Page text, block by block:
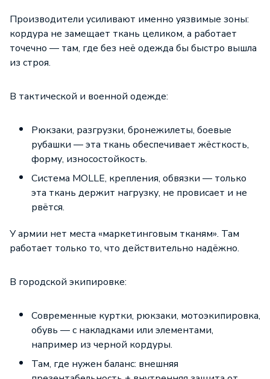
Производители усиливают именно уязвимые зоны:
кордура не замещает ткань целиком, а работает
точечно — там, где без неё одежда бы быстро вышла
из строя.
В тактической и военной одежде:
Рюкзаки, разгрузки, бронежилеты, боевые
рубашки — эта ткань обеспечивает жёсткость,
форму, износостойкость.
Система MOLLE, крепления, обвязки — только
эта ткань держит нагрузку, не провисает и не
рвётся.
У армии нет места «маркетинговым тканям». Там
работает только то, что действительно надёжно.
В городской экипировке:
Современные куртки, рюкзаки, мотоэкипировка,
обувь — с накладками или элементами,
например из черной кордуры.
Там, где нужен баланс: внешняя